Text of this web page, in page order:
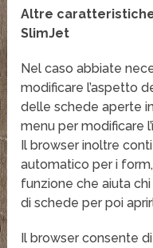
Altre
SlimJet
Nel caso abbiate
modificare l’aspetto
delle schede aperte
menu per modificare
Il browser inoltre
automatico per i
funzione che aiuta
di schede per poi
Il browser consente